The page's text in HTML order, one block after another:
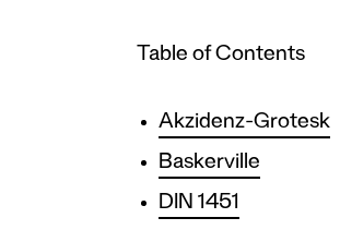
Table of Contents
Akzidenz-Grotesk
Baskerville
DIN 1451